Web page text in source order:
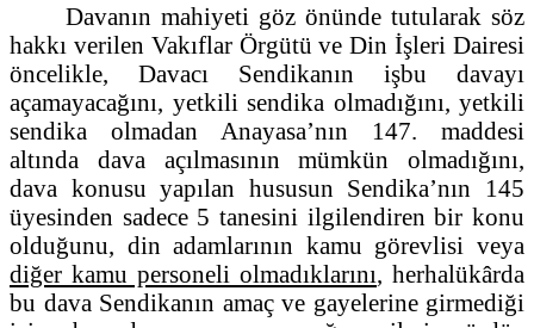
Davanın mahiyeti göz önünde tutularak söz
hakkı verilen Vakıflar Örgütü ve Din İşleri Dairesi
öncelikle, Davacı Sendikanın işbu davayı
açamayacağını, yetkili sendika olmadığını, yetkili
sendika olmadan Anayasa’nın 147. maddesi
altında dava açılmasının mümkün olmadığını,
dava konusu yapılan hususun Sendika’nın 145
üyesinden sadece 5 tanesini ilgilendiren bir konu
olduğunu, din adamlarının kamu görevlisi veya
diğer kamu personeli olmadıklarını, herhalükârda
bu dava Sendikanın amaç ve gayelerine girmediği